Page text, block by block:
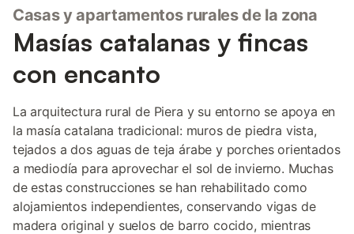
Casas y apartamentos rurales de la zona
Masías catalanas y fincas
con encanto
La arquitectura rural de Piera y su entorno se apoya en
la masía catalana tradicional: muros de piedra vista,
tejados a dos aguas de teja árabe y porches orientados
a mediodía para aprovechar el sol de invierno. Muchas
de estas construcciones se han rehabilitado como
alojamientos independientes, conservando vigas de
madera original y suelos de barro cocido, mientras